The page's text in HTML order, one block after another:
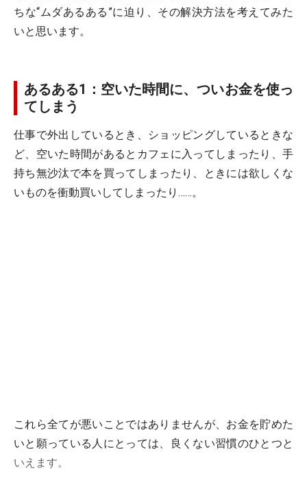
ちな“ムダあるある”に迫り、その解決方法を考えてみた
いと思います。
あるある1：空いた時間に、ついお金を使っ
てしまう
仕事で外出しているとき、ショッピングしているときな
ど、空いた時間があるとカフェに入ってしまったり、手
持ち無沙汰で本を買ってしまったり、ときには欲しくな
いものを衝動買いしてしまったり……。
これら全てが悪いことではありませんが、お金を貯めた
いと願っている人にとっては、良くない習慣のひとつと
いえます。